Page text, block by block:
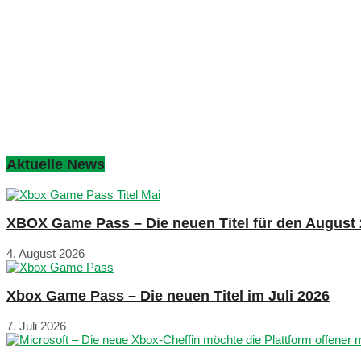
Aktuelle News
XBOX Game Pass – Die neuen Titel für den August
4. August 2026
Xbox Game Pass – Die neuen Titel im Juli 2026
7. Juli 2026